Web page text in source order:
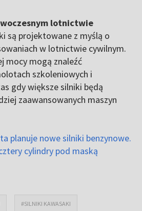
lotnictwie
są projektowane z myślą o
w lotnictwie cywilnym.
mocy mogą znaleźć
szkoleniowych i
gdy większe silniki będą
zaawansowanych maszyn
planuje nowe silniki benzynowe.
cylindry pod maską
#SILNIKI KAWASAKI